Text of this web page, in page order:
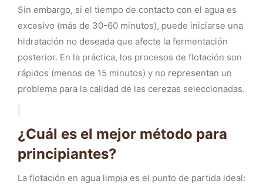
Sin embargo, si el tiempo de contacto con el agua es
excesivo (más de 30-60 minutos), puede iniciarse una
hidratación no deseada que afecte la fermentación
posterior. En la práctica, los procesos de flotación son
rápidos (menos de 15 minutos) y no representan un
problema para la calidad de las cerezas seleccionadas.
¿Cuál es el mejor método para
principiantes?
La flotación en agua limpia es el punto de partida ideal: